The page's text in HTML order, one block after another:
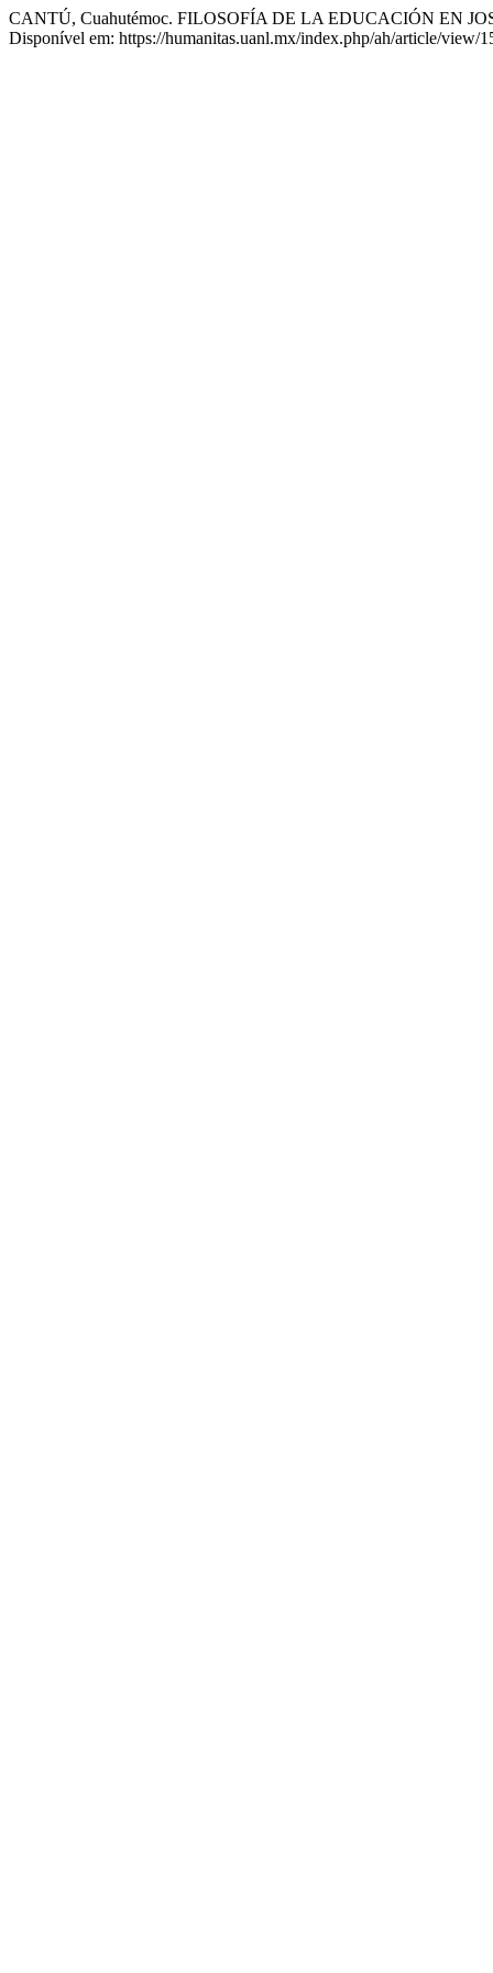
CANTÚ, Cuahutémoc. FILOSOFÍA DE LA EDUCACIÓN EN
Disponível em: https://humanitas.uanl.mx/index.php/ah/article/view/